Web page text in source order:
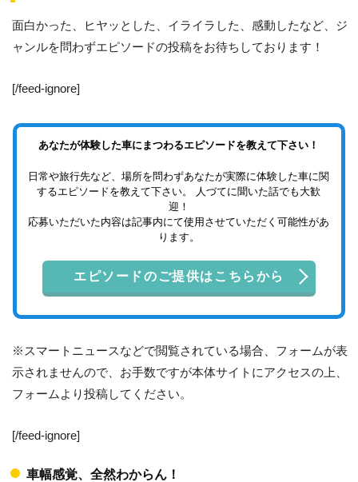
面白かった、ヒヤッとした、イライラした、感動したなど、ジ
ャンルを問わずエピソードの投稿をお待ちしております！
[/feed-ignore]
あなたが体験した車にまつわるエピソードを教えて下さい！
日常や旅行先など、場所を問わずあなたが実際に体験した車に関
するエピソードを教えて下さい。 人づてに聞いた話でも大歓
迎！
応募いただいた内容は記事内にて使用させていただく可能性があ
ります。
エピソードのご提供はこちらから
※スマートニュースなどで閲覧されている場合、フォームが表
示されませんので、お手数ですが本体サイトにアクセスの上、
フォームより投稿してください。
[/feed-ignore]
車幅感覚、全然わからん！